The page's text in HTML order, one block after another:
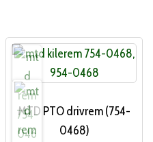
MTD PTO drivrem (754-
0468)